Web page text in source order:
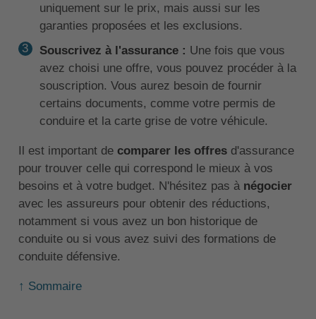
uniquement sur le prix, mais aussi sur les
garanties proposées et les exclusions.
Souscrivez à l'assurance : Une fois que vous
avez choisi une offre, vous pouvez procéder à la
souscription. Vous aurez besoin de fournir
certains documents, comme votre permis de
conduire et la carte grise de votre véhicule.
Il est important de comparer les offresd'assurance
pour trouver celle qui correspond le mieux à vos
besoins et à votre budget. N'hésitez pas à négocier
avec les assureurs pour obtenir des réductions,
notamment si vous avez un bon historique de
conduite ou si vous avez suivi des formations de
conduite défensive.
↑ Sommaire